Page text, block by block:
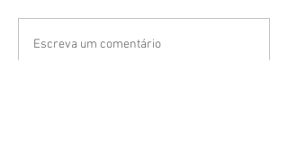
Escreva um comentário